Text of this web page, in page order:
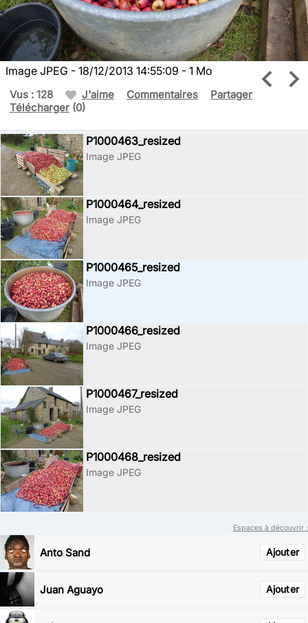
Image JPEG - 18/12/2013 14:55:09 - 1 Mo
Vus : 128 J'aime Commentaires
Partager
Télécharger (0)
P1000463_resized
Image JPEG
P1000464_resized
Image JPEG
P1000465_resized
Image JPEG
P1000466_resized
Image JPEG
P1000467_resized
Image JPEG
P1000468_resized
Image JPEG
Espaces à découvrir :
Ajouter
Anto Sand
Ajouter
Juan Aguayo